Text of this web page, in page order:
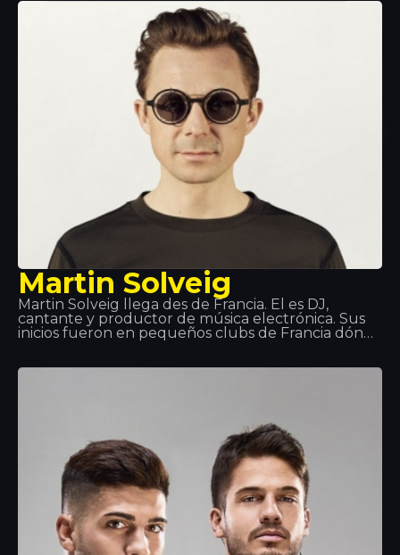
productor discográfico Charlie Charles, que
alcanzó el éxito comercial en Italia. Este éxito se
replicó con los lanzamientos de Sfera Ebbasta
(2016) y Rockstar (2018).
Martin Solveig
Martin Solveig llega des de Francia. Él es DJ,
cantante y productor de música electrónica. Sus
inicios fueron en pequeños clubs de Francia dónde
de DJ, como de director artístico. Temas como
placer de verlo en directo en Tropics y sólo
podemos decir una palaba: ¡Espectacular!